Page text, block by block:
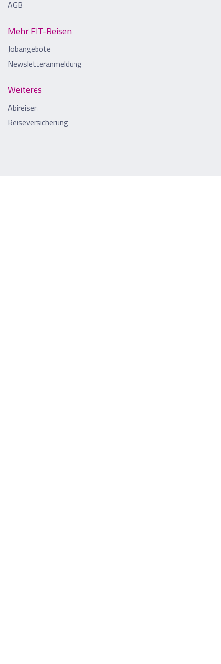
AGB
Mehr FIT-Reisen
Jobangebote
Newsletteranmeldung
Weiteres
Abireisen
Reiseversicherung